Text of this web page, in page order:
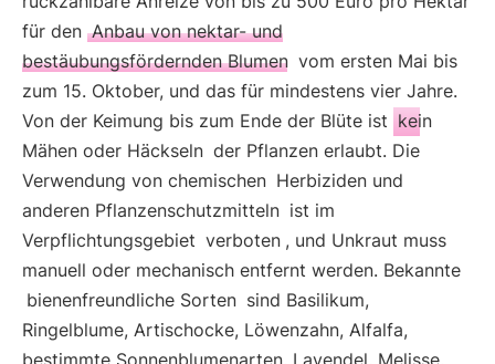
für den Anbau von nektar- und
bestäubungsfördernden Blumen vom ersten Mai bis
zum 15. Oktober, und das für mindestens vier Jahre.
Von der Keimung bis zum Ende der Blüte ist kein
Mähen oder Häckseln der Pflanzen erlaubt. Die
Verwendung von chemischen Herbiziden und
anderen Pflanzenschutzmitteln ist im
Verpflichtungsgebiet verboten , und Unkraut muss
manuell oder mechanisch entfernt werden. Bekannte
bienenfreundliche Sorten sind Basilikum,
Ringelblume, Artischocke, Löwenzahn, Alfalfa,
bestimmte Sonnenblumenarten, Lavendel, Melisse,